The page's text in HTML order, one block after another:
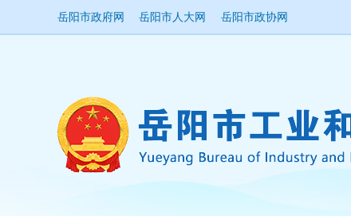
岳阳市政府网 岳阳市人大网 岳阳市政协网